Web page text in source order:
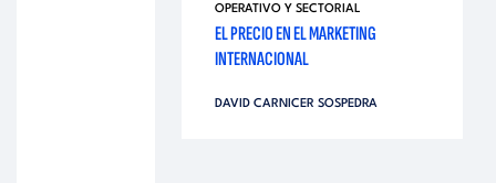
OPERATIVO Y SECTORIAL
EL PRECIO EN EL MARKETING
INTERNACIONAL
DAVID CARNICER SOSPEDRA